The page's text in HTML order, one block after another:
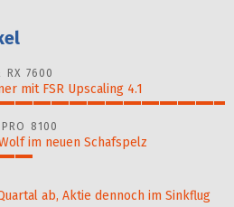
RX 7600
mit FSR Upscaling 4.1
8100
im neuen Schafspelz
ab, Aktie dennoch im Sinkflug